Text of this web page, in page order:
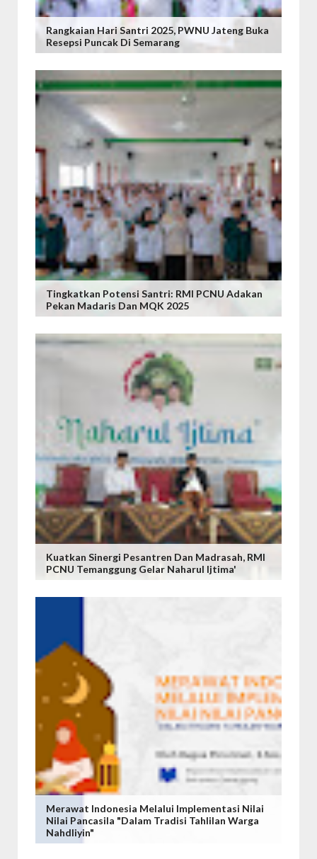
Rangkaian Hari Santri 2025, PWNU Jateng Buka
Resepsi Puncak Di Semarang
Tingkatkan Potensi Santri: RMI PCNU Adakan
Pekan Madaris Dan MQK 2025
Kuatkan Sinergi Pesantren Dan Madrasah, RMI
PCNU Temanggung Gelar Naharul Ijtima'
Merawat Indonesia Melalui Implementasi Nilai
Nilai Pancasila "Dalam Tradisi Tahlilan Warga
Nahdliyin"